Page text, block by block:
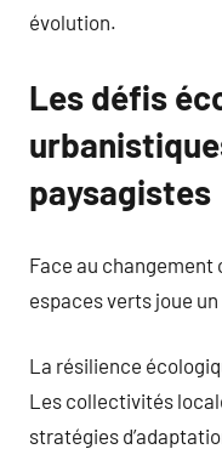
évolution.
Les défis
paysagistes
Face au changement
espaces verts joue
La résilience
Les collectivités
stratégies